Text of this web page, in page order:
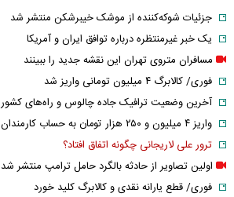
جزئیات شوکه‌کننده از موشک خیبرشکن منتشر شد
یک خبر غیرمنتظره درباره توافق ایران و آمریکا
مسافران متروی تهران این نقشه جدید را ببینند
فوری/ کالابرگ ۴ میلیون تومانی واریز شد
آخرین وضعیت ترافیک جاده چالوس و راه‌های کشور
واریز ۴ میلیون و ۲۵۰ هزار تومان به حساب کارمندان
ترور علی لاریجانی چگونه اتفاق افتاد؟
اولین تصاویر از حادثه بالگرد حامل ترامپ منتشر شد
فوری/ قطع یارانه نقدی و کالابرگ کلید خورد